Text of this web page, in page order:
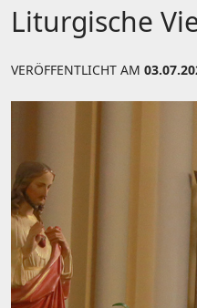
Liturgische
VERÖFFENTLICHT AM